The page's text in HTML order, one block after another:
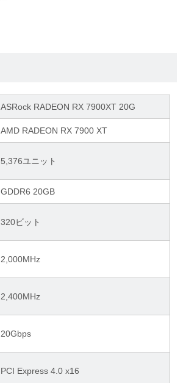
ASRock RADEON RX 7900XT 20G
AMD RADEON RX 7900 XT
5,376ユニット
GDDR6 20GB
320ビット
2,000MHz
2,400MHz
20Gbps
PCI Express 4.0 x16